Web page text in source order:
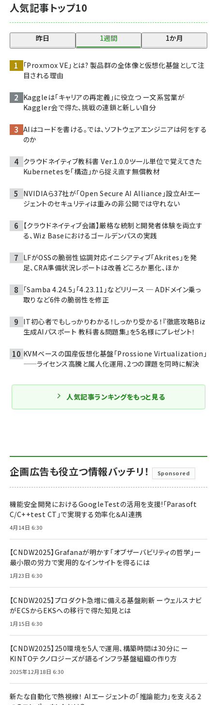
人気記事トップ10
昨日 1週間 1か月
「Proxmox VE」とは? 製品群の全体像と仮想化基盤として注
目される理由
Kaggleは「キャリアの再定義」に役立つ ー文系営業が
Kaggler会で得た、挑戦の連鎖と新しい自分
AIはコードを書ける。では、ソフトウェアエンジニアは何をする
のか
クラウドネイティブ教科書 Ver.1.0.0――ツール単位で覚えてきた
Kubernetesを「構造」から捉え直す無償教材
NVIDIAら37社が「Open Secure AI Alliance」設立――AIエー
ジェントのセキュリティは重みの非公開では守れない
【クラウドネイティブ会議】厳格な統制と開発者体験を両立す
る、Wiz Baseにおけるゴールデンパスの実践
LFがOSSの脆弱性協調対応イニシアティブ「Akrites」を発
足、CRA準備状況レポートは改善どころか悪化、ほか
「Samba 4.24.5」「4.23.11」などリリース ─ ADドメイン乗っ
取りなど6件の脆弱性を修正
IT初心者でもしっかりわかる！しっかり受かる！『徹底攻略Biz
生成AIパスポート 教科書＆問題集』を5名様にプレゼント！
KVMベースの国産仮想化基盤「Prossione Virtualization」
——ライセンス高騰と属人化運用、2つの課題を同時に解決
人気記事ランキングをもっと見る
企画広告も役立つ情報バッチリ！ Sponsored
機能安全開発におけるGoogleTestの活用を支援!「Parasoft
C/C++test CT」で実現する効率化＆AI連携
4月14日 6:30
【CNDW2025】Grafanaが明かす「オブザーバビリティの哲学」ー
最小限の労力で実用的なインサイトを得るには
1月23日 6:30
【CNDW2025】プロダクト急増に備える基盤刷新 ーウェルスナビ
がECSからEKSへの移行で得た知見とは
1月15日 6:30
【CNDW2025】250環境を5人で運用、構築時間は30分に ー
KINTOテクノロジーズが語るインフラ基盤組織の作り方
2025年12月18日 6:30
新たな自動化で熱視線！ AIエージェントの「推論能力」を支える2